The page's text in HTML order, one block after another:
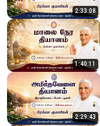
2:33:08
1:40:11
2:29:43